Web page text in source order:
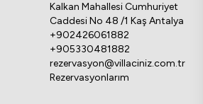
Kalkan Mahallesi Cumhuriyet
Caddesi No 48 /1 Kaş Antalya
+902426061882
+905330481882
rezervasyon@villaciniz.com.tr
Rezervasyonlarım